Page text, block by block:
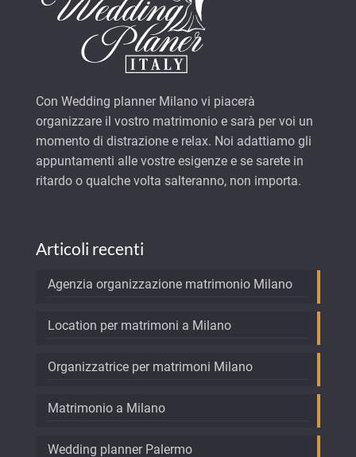
Con Wedding planner Milano vi piacerà
organizzare il vostro matrimonio e sarà per voi un
momento di distrazione e relax. Noi adattiamo gli
appuntamenti alle vostre esigenze e se sarete in
ritardo o qualche volta salteranno, non importa.
Articoli recenti
Agenzia organizzazione matrimonio Milano
Location per matrimoni a Milano
Organizzatrice per matrimoni Milano
Matrimonio a Milano
Wedding planner Palermo